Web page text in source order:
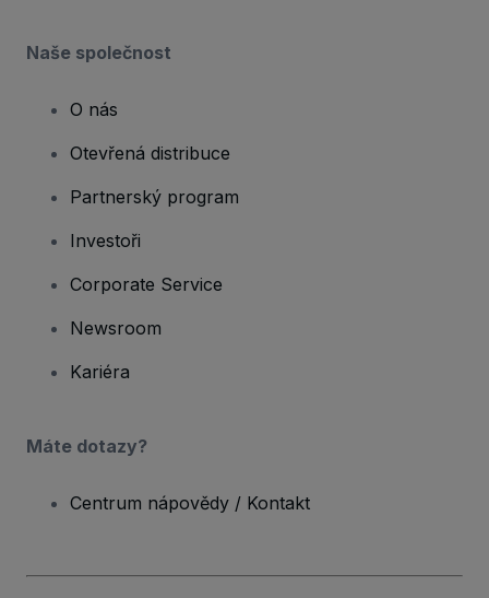
Naše společnost
O nás
Otevřená distribuce
Partnerský program
Investoři
Corporate Service
Newsroom
Kariéra
Máte dotazy?
Centrum nápovědy / Kontakt